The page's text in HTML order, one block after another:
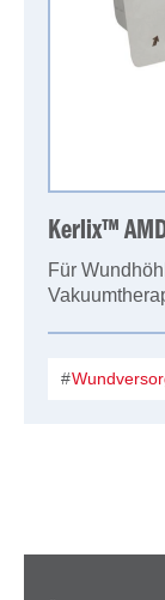
Kerlix™
Für